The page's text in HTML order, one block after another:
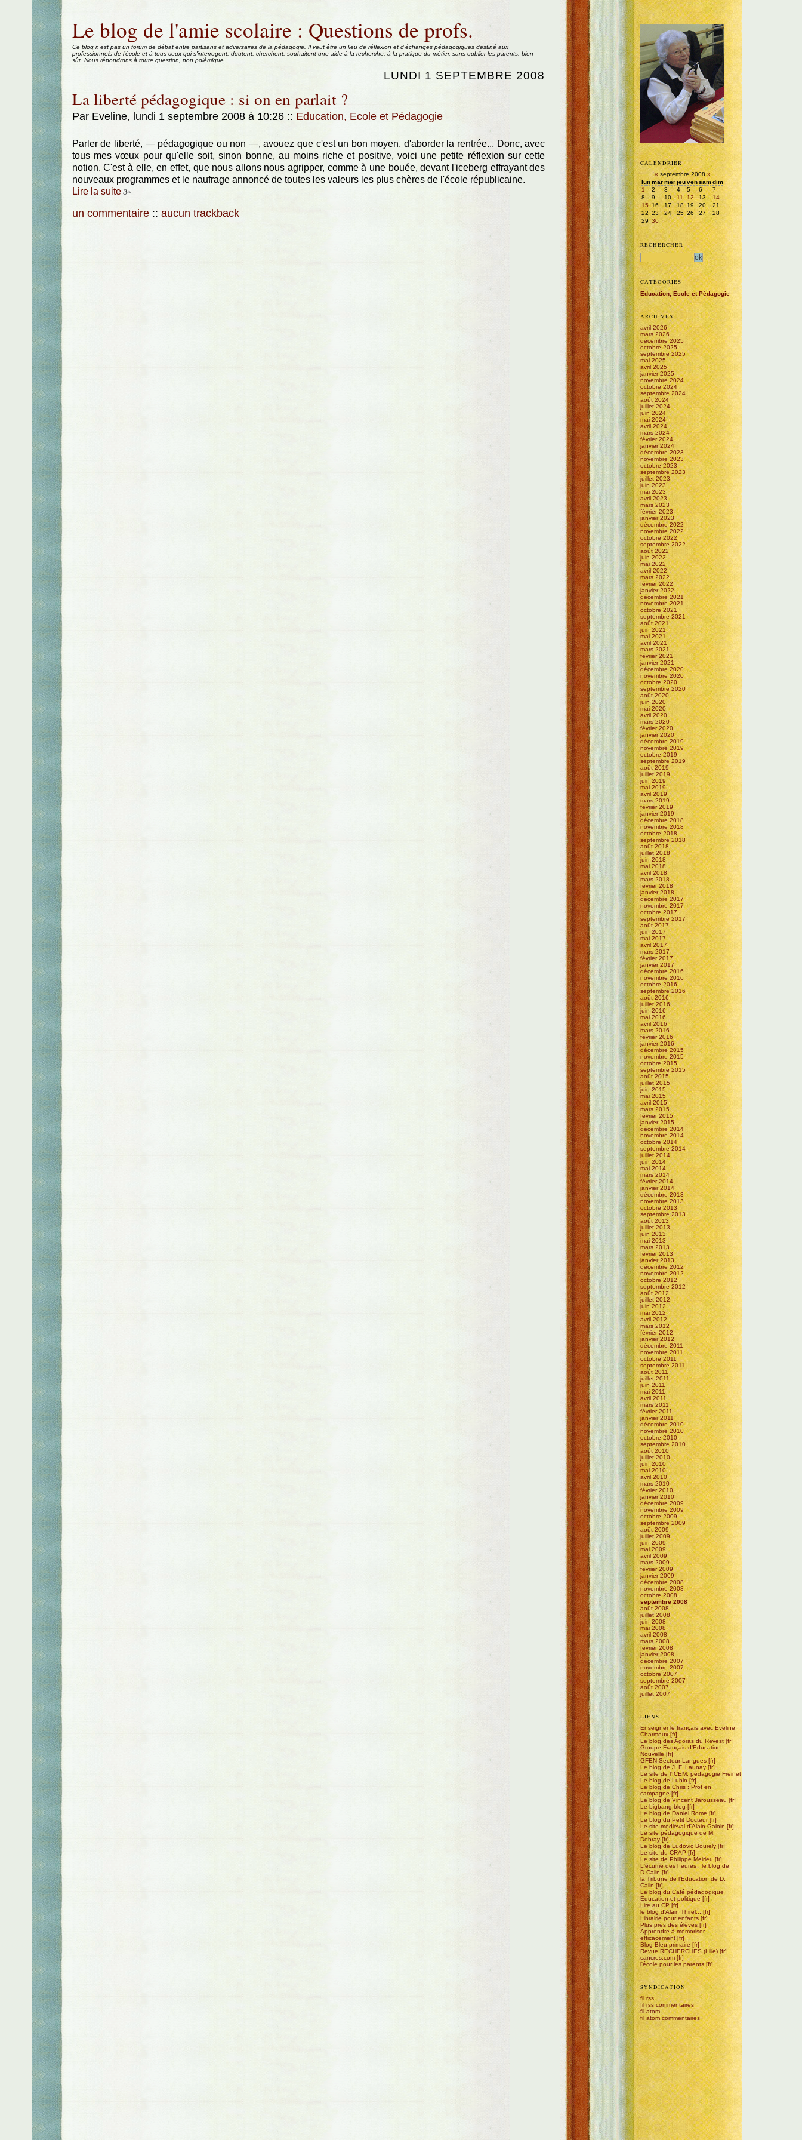
Aller au contenu
Le blog de l'amie scolaire : Questions de profs.
Ce blog n'est pas un forum de débat entre partisans et adversaires de la pédagogie. Il veut être un lieu de réflexion et d'échanges pédagogiques destiné aux
professionnels de l'école et à tous ceux qui s'interrogent, doutent, cherchent, souhaitent une aide à la recherche, à la pratique du métier, sans oublier les parents, bien
sûr. Nous répondrons à toute question, non polémique...
LUNDI 1 SEPTEMBRE 2008
La liberté pédagogique : si on en parlait ?
Par Eveline, lundi 1 septembre 2008 à 10:26 :: Education, Ecole et Pédagogie
Parler de liberté, — pédagogique ou non —, avouez que c'est un bon moyen. d'aborder la rentrée... Donc, avec
tous mes vœux pour qu'elle soit, sinon bonne, au moins riche et positive, voici une petite réflexion sur cette
notion. C'est à elle, en effet, que nous allons nous agripper, comme à une bouée, devant l'iceberg effrayant des
nouveaux programmes et le naufrage annoncé de toutes les valeurs les plus chères de l'école républicaine.
Lire la suite
un commentaire :: aucun trackback
CALENDRIER
« septembre 2008»
lunmarmerjeuvensamdim
1
2 3 4 5 6
7
8
9 10 11 12 13
14
15 16 17 18 19 20
21
22 23 24 25 26 27
28
29 30
RECHERCHER
CATÉGORIES
Education, Ecole et Pédagogie
ARCHIVES
avril 2026
mars 2026
décembre 2025
octobre 2025
septembre 2025
mai 2025
avril 2025
janvier 2025
novembre 2024
octobre 2024
septembre 2024
août 2024
juillet 2024
juin 2024
mai 2024
avril 2024
mars 2024
février 2024
janvier 2024
décembre 2023
novembre 2023
octobre 2023
septembre 2023
juillet 2023
juin 2023
mai 2023
avril 2023
mars 2023
février 2023
janvier 2023
décembre 2022
novembre 2022
octobre 2022
septembre 2022
août 2022
juin 2022
mai 2022
avril 2022
mars 2022
février 2022
janvier 2022
décembre 2021
novembre 2021
octobre 2021
septembre 2021
août 2021
juin 2021
mai 2021
avril 2021
mars 2021
février 2021
janvier 2021
décembre 2020
novembre 2020
octobre 2020
septembre 2020
août 2020
juin 2020
mai 2020
avril 2020
mars 2020
février 2020
janvier 2020
décembre 2019
novembre 2019
octobre 2019
septembre 2019
août 2019
juillet 2019
juin 2019
mai 2019
avril 2019
mars 2019
février 2019
janvier 2019
décembre 2018
novembre 2018
octobre 2018
septembre 2018
août 2018
juillet 2018
juin 2018
mai 2018
avril 2018
mars 2018
février 2018
janvier 2018
décembre 2017
novembre 2017
octobre 2017
septembre 2017
août 2017
juin 2017
mai 2017
avril 2017
mars 2017
février 2017
janvier 2017
décembre 2016
novembre 2016
octobre 2016
septembre 2016
août 2016
juillet 2016
juin 2016
mai 2016
avril 2016
mars 2016
février 2016
janvier 2016
décembre 2015
novembre 2015
octobre 2015
septembre 2015
août 2015
juillet 2015
juin 2015
mai 2015
avril 2015
mars 2015
février 2015
janvier 2015
décembre 2014
novembre 2014
octobre 2014
septembre 2014
juillet 2014
juin 2014
mai 2014
mars 2014
février 2014
janvier 2014
décembre 2013
novembre 2013
octobre 2013
septembre 2013
août 2013
juillet 2013
juin 2013
mai 2013
mars 2013
février 2013
janvier 2013
décembre 2012
novembre 2012
octobre 2012
septembre 2012
août 2012
juillet 2012
juin 2012
mai 2012
avril 2012
mars 2012
février 2012
janvier 2012
décembre 2011
novembre 2011
octobre 2011
septembre 2011
août 2011
juillet 2011
juin 2011
mai 2011
avril 2011
mars 2011
février 2011
janvier 2011
décembre 2010
novembre 2010
octobre 2010
septembre 2010
août 2010
juillet 2010
juin 2010
mai 2010
avril 2010
mars 2010
février 2010
janvier 2010
décembre 2009
novembre 2009
octobre 2009
septembre 2009
août 2009
juillet 2009
juin 2009
mai 2009
avril 2009
mars 2009
février 2009
janvier 2009
décembre 2008
novembre 2008
octobre 2008
septembre 2008
août 2008
juillet 2008
juin 2008
mai 2008
avril 2008
mars 2008
février 2008
janvier 2008
décembre 2007
novembre 2007
octobre 2007
septembre 2007
août 2007
juillet 2007
LIENS
Enseigner le français avec Eveline
Charmeux
Le blog des Agoras du Revest
Groupe Français d'Education
Nouvelle
GFEN Secteur Langues
Le blog de J. F. Launay
Le site de l'ICEM, pédagogie Freinet
Le blog de Lubin
Le blog de Chris : Prof en
campagne
Le blog de Vincent Jarousseau
Le bigbang blog
Le blog de Daniel Rome
Le blog du Petit Docteur
Le site médiéval d'Alain Galoin
Le site pédagogique de M.
Debray
Le blog de Ludovic Bourely
Le site du CRAP
Le site de Philippe Meirieu
L'écume des heures : le blog de
D.Calin
la Tribune de l'Education de D.
Calin
Le blog du Café pédagogique
Education et politique
Lire au CP
le blog d'Alain Thirel...
Librairie pour enfants
Plus près des élèves
Apprendre à mémoriser
efficacement
Blog Bleu primaire
Revue RECHERCHES (Lille)
cancres.com
l'école pour les parents
SYNDICATION
fil rss
fil rss commentaires
fil atom
fil atom commentaires